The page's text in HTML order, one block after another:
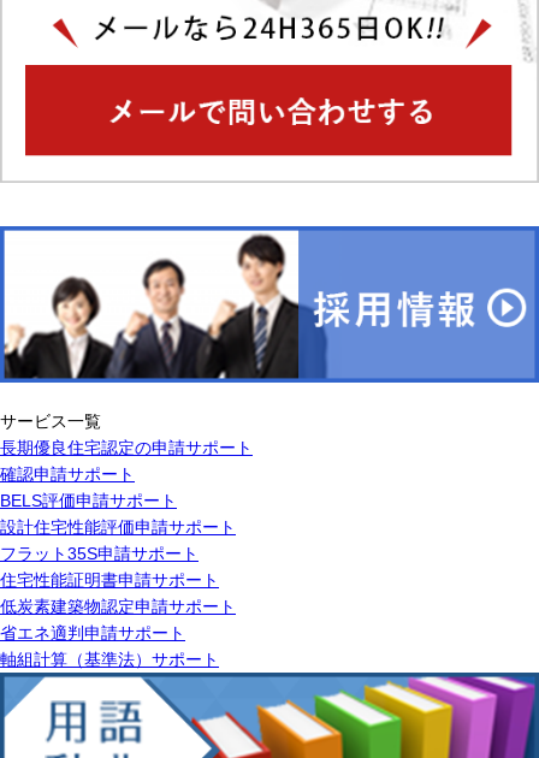
サービス一覧
長期優良住宅認定の申請サポート
確認申請サポート
BELS評価申請サポート
設計住宅性能評価申請サポート
フラット35S申請サポート
住宅性能証明書申請サポート
低炭素建築物認定申請サポート
省エネ適判申請サポート
軸組計算（基準法）サポート